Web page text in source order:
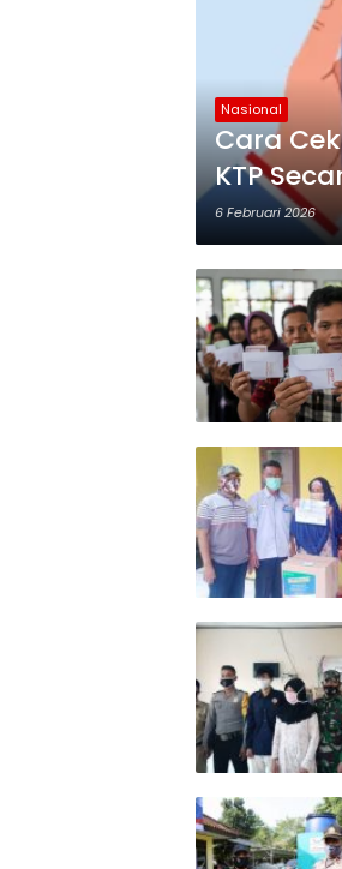
Nasional
Cara
KTP
6 Februari 2026